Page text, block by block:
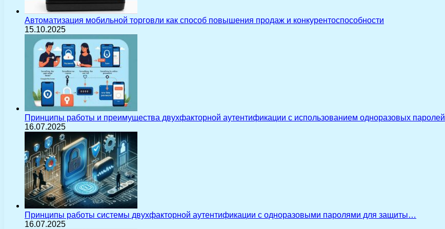
Автоматизация мобильной торговли как способ повышения продаж и конкурентоспособности
15.10.2025
Принципы работы и преимущества двухфакторной аутентификации с использованием одноразовых паролей
16.07.2025
Принципы работы системы двухфакторной аутентификации с одноразовыми паролями для защиты…
16.07.2025